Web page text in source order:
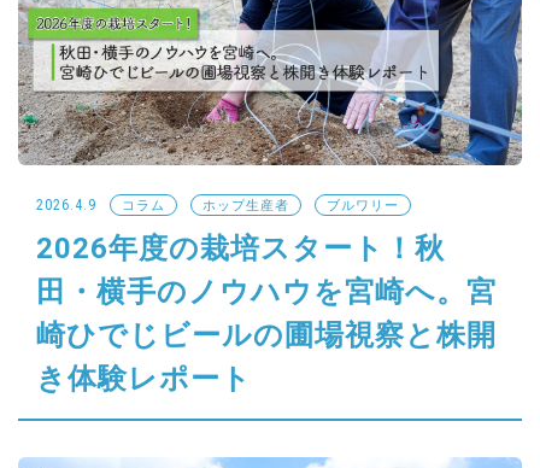
2026.4.9 コラム ホップ生産者 ブルワリー
2026年度の栽培スタート！秋
田・横手のノウハウを宮崎へ。宮
崎ひでじビールの圃場視察と株開
き体験レポート